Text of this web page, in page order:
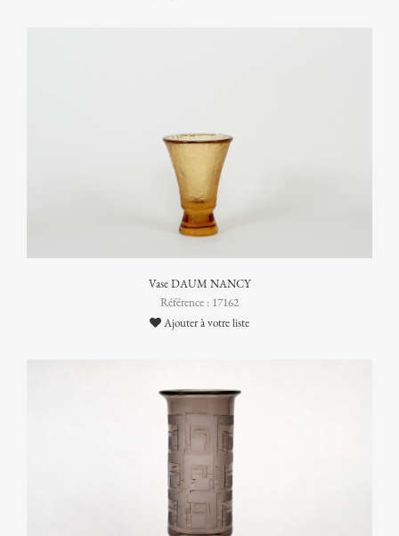
Vase DAUM NANCY
Référence : 17162
Ajouter à votre liste